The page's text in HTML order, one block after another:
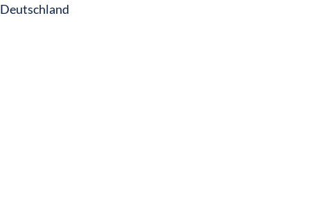
Deutschland